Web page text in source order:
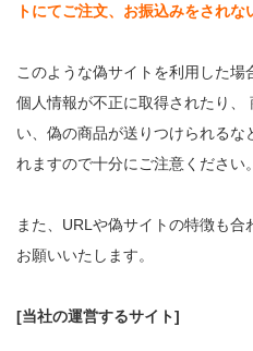
トにてご注文、お振込みをされな
このような偽サイトを利用した場
個人情報が不正に取得されたり、
い、偽の商品が送りつけられるな
れますので十分にご注意ください。
また、URLや偽サイトの特徴も合
お願いいたします。
[当社の運営するサイト]